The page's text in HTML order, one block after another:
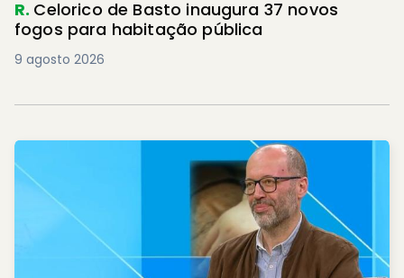
R. Celorico de Basto inaugura 37 novos
fogos para habitação pública
9 agosto 2026